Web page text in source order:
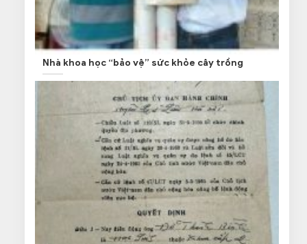
Nhà khoa học “bảo vệ” sức khỏe cây trồng